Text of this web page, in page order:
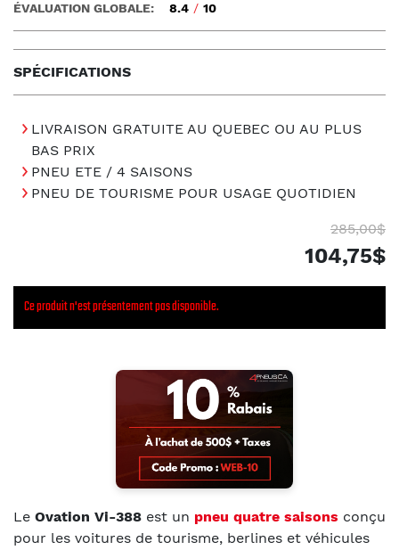
SPÉCIFICATIONS
ÉVALUATION GLOBALE: 8.4 / 10
LIVRAISON GRATUITE AU QUEBEC OU AU PLUS
BAS PRIX
PNEU ETE / 4 SAISONS
PNEU DE TOURISME POUR USAGE QUOTIDIEN
285,00$
104,75$
Ce produit n'est présentement pas disponible.
Le Ovation Vi-388 est un pneu quatre saisons conçu
pour les voitures de tourisme, berlines et véhicules